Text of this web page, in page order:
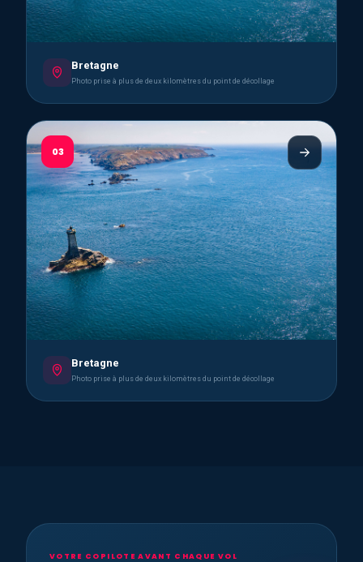
Bretagne
Photo prise à plus de deux kilomètres du point de décollage
03
Bretagne
Photo prise à plus de deux kilomètres du point de décollage
VOTRE COPILOTE AVANT CHAQUE VOL